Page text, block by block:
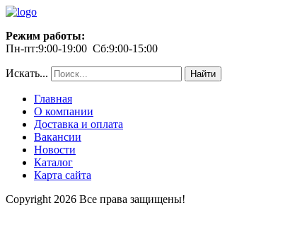
Режим работы:
Пн-пт:9:00-19:00 Сб:9:00-15:00
Искать... Найти
Главная
О компании
Доставка и оплата
Вакансии
Новости
Каталог
Карта сайта
Copyright 2026 Все права защищены!